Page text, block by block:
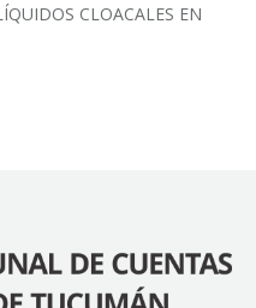
CLOACALES EN